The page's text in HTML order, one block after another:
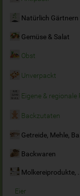
Natürlich Gärtnern
Gemüse & Salat
Obst
Unverpackt
Backzutaten
Getreide, Mehle,
Backwaren
Molkereiprodukte,
Eier